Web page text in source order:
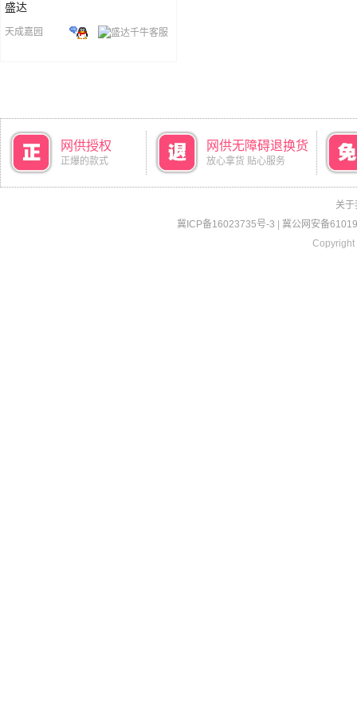
盛达
天成嘉园
网供授权
正爆的款式
网供无障碍退换货
放心拿货 贴心服务
关于
冀ICP备16023735号-3
冀公网安备